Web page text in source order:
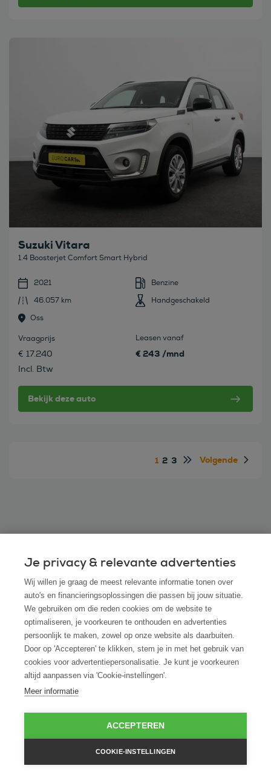
Suzuki Vitara
1.4 Boosterjet Comfort Smart Hybrid
2021
Benzine
46.057 km
Handgeschakeld
Oss
Vraagprijs
€ 17.240
Incl. Btw
Leasen vanaf
€ 243 /mnd
Bekijk deze auto
1 2 3 Volgende
Kan ik ook een Suzuki leasen via ROS finance
als ik hem bij een andere dealer heb
gevonden?
Hoe snel kan ik beschikken over mijn Suzuki
na akkoord op de leaseaanvraag?
Is financial lease ook mogelijk voor startende
ondernemers zonder jaarcijfers?
Wat gebeurt er aan het einde van de
Je privacy & relevante advertenties
Wij willen je graag de meest relevante informatie tonen over
auto's en financieringsoplossingen die passen bij jouw situatie.
We gebruiken om die reden cookies om de website te
optimaliseren, je voorkeuren te onthouden en advertenties
persoonlijk te maken, zowel op onze website als daarbuiten.
Door op 'Accepteren' te klikken, stem je in met het gebruik van
cookies voor advertentiepersonalisatie. Je kunt je voorkeuren
altijd aanpassen via 'Cookie-instellingen'.
Meer informatie
ACCEPTEREN
COOKIE-INSTELLINGEN